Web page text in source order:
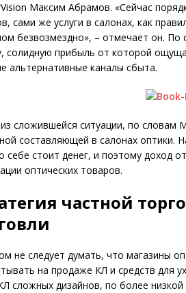
Максим Абрамов. «Сейчас
сами же услуги в салонах, как
безвозмездно», – отмечает он. По
солидную прибыль от которой
альтернативные каналы сбыта.
сложившейся ситуа­ции, по словам
составляющей в салонах оптики.
себе стоит денег, и поэтому доход
оптических товаров.
частной
не следует думать, что магазины
на продаже КЛ и средств для
сложных дизайнов, по более